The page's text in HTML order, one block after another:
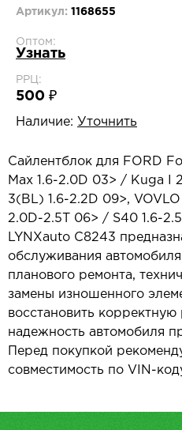
Артикул: 1168655
Оптом:
Узнать
РРЦ:
500 ₽
Наличие: Уточнить
Сайлентблок для FORD
Max 1.6-2.0D 03> / Kuga I
3(BL) 1.6-2.2D 09>,
2.0D-2.5T 06> / S40 1.6-
LYNXauto C8243
обслуживания
планового ремонта,
замены изношенного
восстановить корректную
надежность автомобиля
Перед покупкой
совместимость по VIN-